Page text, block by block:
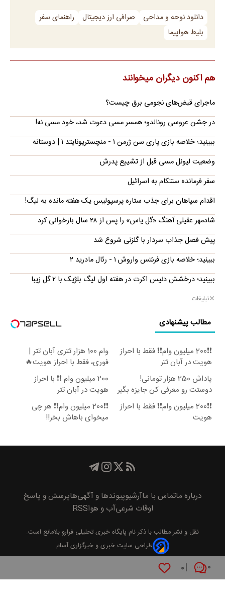
۰ ۰
دانلود نوحه و مداحی صرافی ارز دیجیتال
راهنمای سفر
بلیط هواپیما
هم اکنون دیگران میخوانند
ماجرای قبض‌های نجومی برق چیست؟
در جشن عروسی رونالدو؛ همسر مسی دعوت شد، خود مسی نه!
ببینید؛ خلاصه بازی پاری سن ژرمن ۱ - منچستریونایتد ۱ | دوستانه
وضعیت لیونل مسی قبل از تشییع پدرش
سفر فرمانده سنتکام به اسرائیل
اقدام سپاهان برای جذب ستاره پرسپولیس یک هفته مانده به لیگ!
شادمهر عقیلی آهنگ «گل یاس» را پس از ۲۸ سال بازخوانی کرد
پیش فصل جذاب سردار با گلزنی شروع شد
ببینید؛ خلاصه بازی فرنتس واروش ۱ - رئال مادرید ۲
ببینید؛ درخشش دنیس اکرت در هفته اول لیگ بلژیک با ۲ گل زیبا
تبلیغات
مطالب پیشنهادی
❗❗200 میلیون وام❗❗ فقط با احراز
هویت در آبان تتر
وام 100 هزار تتری آبان تتر |
فوری، فقط با احراز هویت🔥
پاداش 250 هزار تومانی!
دوستت رو معرفی کن جایزه بگیر
😍
200 میلیون وام ❗❗ با احراز
هویت در آبان تتر
❗❗200 میلیون وام❗❗ فقط با احراز
هویت
❗❗200 میلیون وام❗❗ هر چی
میخوای باهاش بخر!!
درباره ماتماس با ماآرشیوپیوند‌ها و آگهی‌هاپرسش و پاسخ
اوقات شرعیآب و هواRSS
نقل و نشر مطالب با ذکر نام پايگاه خبری تحليلی فراروبلامانع است.
طراحی سایت خبری و خبرگزاری آسام